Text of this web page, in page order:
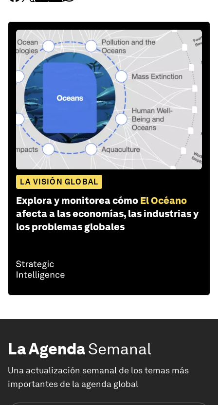
LA VISIÓN GLOBAL
Explora y monitorea cómo El Océano
afecta a las economías, las industrias y
los problemas globales
La AgendaSemanal
Una actualización semanal de los temas más
importantes de la agenda global